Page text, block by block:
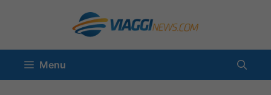
contenuto
Menu